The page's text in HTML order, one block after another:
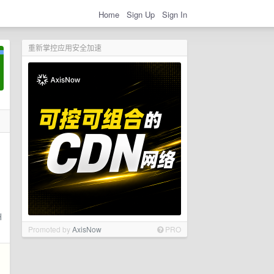
Home Sign Up Sign In
重新掌控应用安全加速
Promoted byAxisNow PRO